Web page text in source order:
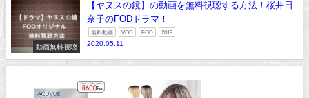
動画無料視聴
【ヤヌスの鏡】の動画を無料視聴する方法！桜井日
奈子のFODドラマ！
無料動画 VOD FOD 2019
2020.05.11